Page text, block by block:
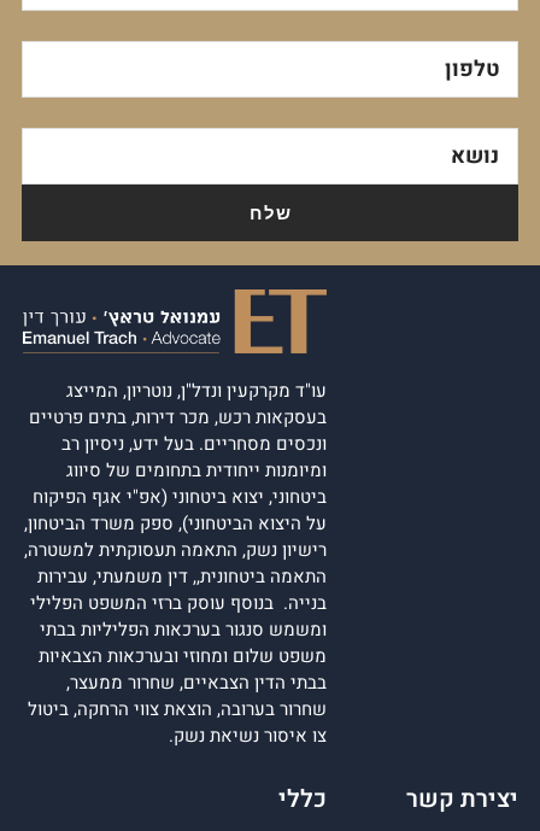
טלפון
נושא
עו"ד מקרקעין ונדל"ן, נוטריון, המייצג
בעסקאות רכש, מכר דירות, בתים פרטיים
ונכסים מסחריים. בעל ידע, ניסיון רב
ומיומנות ייחודית בתחומים של סיווג
ביטחוני, יצוא ביטחוני (אפ"י אגף הפיקוח
על היצוא הביטחוני), ספק משרד הביטחון,
רישיון נשק, התאמה תעסוקתית למשטרה,
התאמה ביטחונית,, דין משמעתי, עבירות
בנייה. בנוסף עוסק ברזי המשפט הפלילי
ומשמש סנגור בערכאות הפליליות בבתי
משפט שלום ומחוזי ובערכאות הצבאיות
בבתי הדין הצבאיים, שחרור ממעצר,
שחרור בערובה, הוצאת צווי הרחקה, ביטול
צו איסור נשיאת נשק.
יצירת קשר כללי